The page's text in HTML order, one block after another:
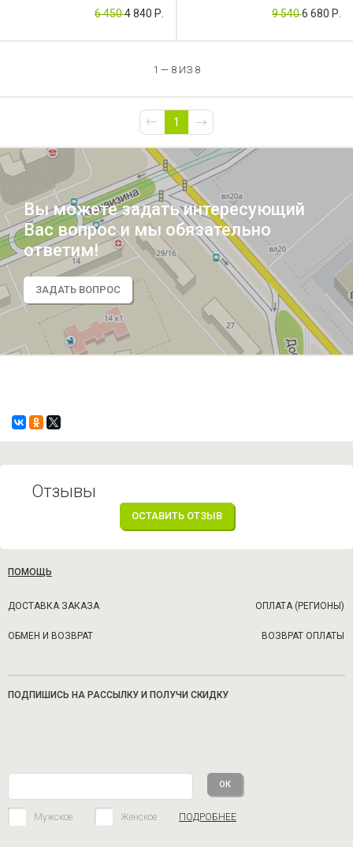
Артикул: FL000039328
6 4504 840 Р.
Артикул: FL000038965
9 5406 680 Р.
1 — 8 ИЗ 8
1
Вы можете задать интересующий
Вас вопрос и мы обязательно
ответим!
ЗАДАТЬ ВОПРОС
Отзывы
ОСТАВИТЬ ОТЗЫВ
ПОМОЩЬ
ДОСТАВКА ЗАКАЗА ОПЛАТА (РЕГИОНЫ)
ОБМЕН И ВОЗВРАТ ВОЗВРАТ ОПЛАТЫ
ПОДПИШИСЬ НА РАССЫЛКУ И ПОЛУЧИ СКИДКУ
Мужское Женское ПОДРОБНЕЕ